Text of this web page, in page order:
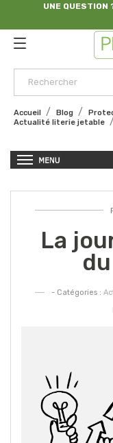
UNE
Accueil Blog
Actualité literie jetable
La
- Catégories :